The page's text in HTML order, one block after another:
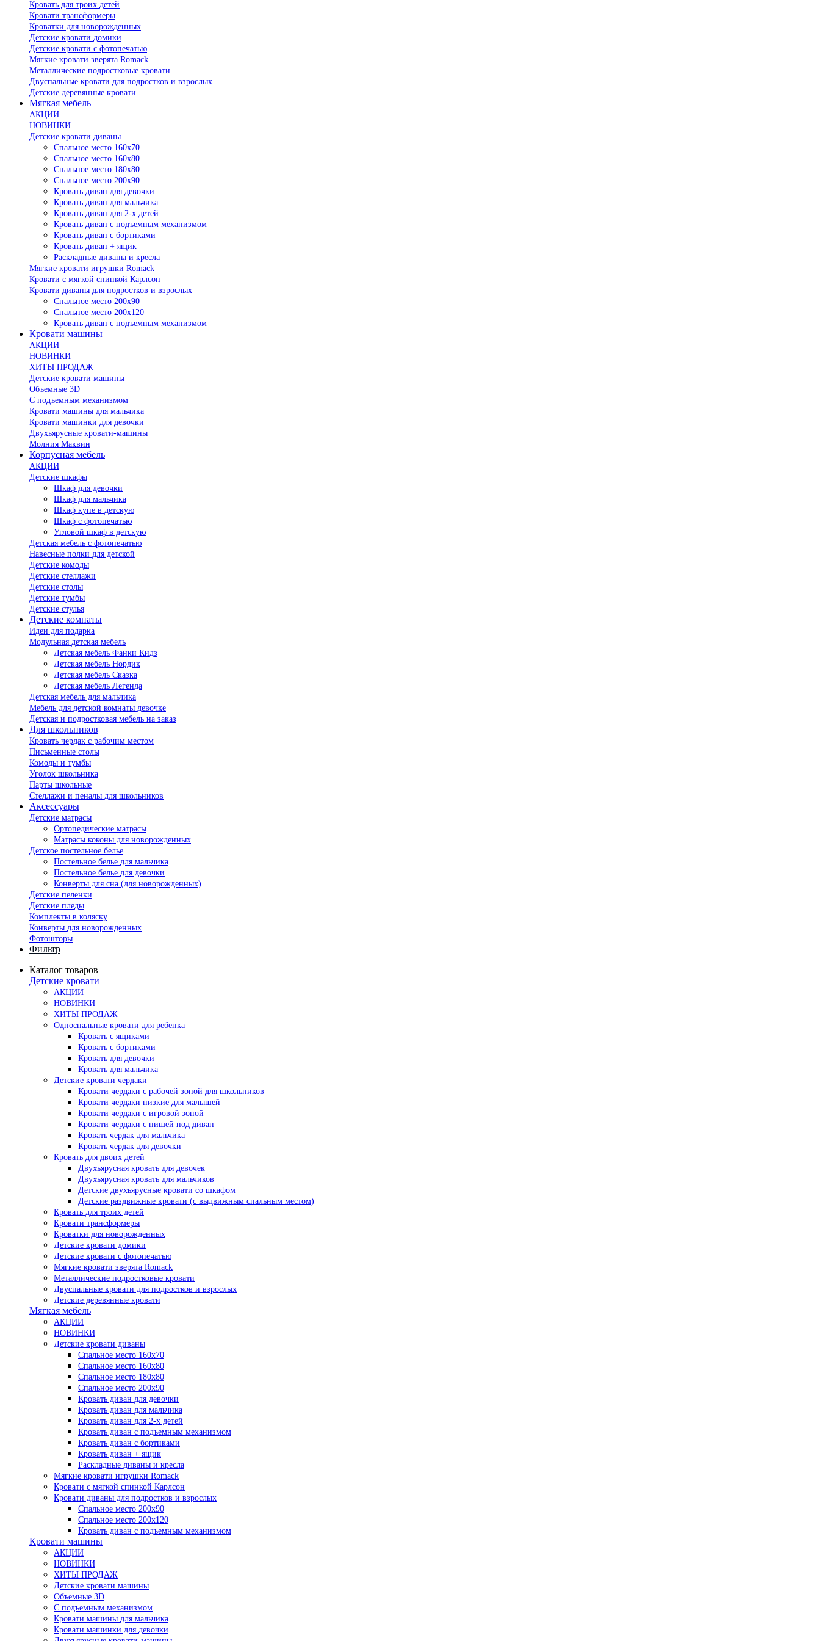
Кровать для троих детей
Кровати трансформеры
Кроватки для новорожденных
Детские кровати домики
Детские кровати с фотопечатью
Мягкие кровати зверята Romack
Металлические подростковые кровати
Двуспальные кровати для подростков и взрослых
Детские деревянные кровати
Мягкая мебель
АКЦИИ
НОВИНКИ
Детские кровати диваны
Спальное место 160х70
Спальное место 160х80
Спальное место 180х80
Спальное место 200х90
Кровать диван для девочки
Кровать диван для мальчика
Кровать диван для 2-х детей
Кровать диван с подъемным механизмом
Кровать диван с бортиками
Кровать диван + ящик
Раскладные диваны и кресла
Мягкие кровати игрушки Romack
Кровати с мягкой спинкой Карлсон
Кровати диваны для подростков и взрослых
Спальное место 200х90
Спальное место 200х120
Кровать диван с подъемным механизмом
Кровати машины
АКЦИИ
НОВИНКИ
ХИТЫ ПРОДАЖ
Детские кровати машины
Объемные 3D
С подъемным механизмом
Кровати машины для мальчика
Кровати машинки для девочки
Двухъярусные кровати-машины
Молния Маквин
Корпусная мебель
АКЦИИ
Детские шкафы
Шкаф для девочки
Шкаф для мальчика
Шкаф купе в детскую
Шкаф с фотопечатью
Угловой шкаф в детскую
Детская мебель с фотопечатью
Навесные полки для детской
Детские комоды
Детские стеллажи
Детские столы
Детские тумбы
Детские стулья
Детские комнаты
Идеи для подарка
Модульная детская мебель
Детская мебель Фанки Кидз
Детская мебель Нордик
Детская мебель Сказка
Детская мебель Легенда
Детская мебель для мальчика
Мебель для детской комнаты девочке
Детская и подростковая мебель на заказ
Для школьников
Кровать чердак с рабочим местом
Письменные столы
Комоды и тумбы
Уголок школьника
Парты школьные
Стеллажи и пеналы для школьников
Аксессуары
Детские матрасы
Ортопедические матрасы
Матрасы коконы для новорожденных
Детское постельное белье
Постельное белье для мальчика
Постельное белье для девочки
Конверты для сна (для новорожденных)
Детские пеленки
Детские пледы
Комплекты в коляску
Конверты для новорожденных
Фотошторы
Фильтр
Каталог товаров
Детские кровати
АКЦИИ
НОВИНКИ
ХИТЫ ПРОДАЖ
Односпальные кровати для ребенка
Кровать с ящиками
Кровать с бортиками
Кровать для девочки
Кровать для мальчика
Детские кровати чердаки
Кровати чердаки с рабочей зоной для школьников
Кровати чердаки низкие для малышей
Кровати чердаки с игровой зоной
Кровати чердаки с нишей под диван
Кровать чердак для мальчика
Кровать чердак для девочки
Кровать для двоих детей
Двухъярусная кровать для девочек
Двухъярусная кровать для мальчиков
Детские двухъярусные кровати со шкафом
Детские раздвижные кровати (с выдвижным спальным местом)
Кровать для троих детей
Кровати трансформеры
Кроватки для новорожденных
Детские кровати домики
Детские кровати с фотопечатью
Мягкие кровати зверята Romack
Металлические подростковые кровати
Двуспальные кровати для подростков и взрослых
Детские деревянные кровати
Мягкая мебель
АКЦИИ
НОВИНКИ
Детские кровати диваны
Спальное место 160х70
Спальное место 160х80
Спальное место 180х80
Спальное место 200х90
Кровать диван для девочки
Кровать диван для мальчика
Кровать диван для 2-х детей
Кровать диван с подъемным механизмом
Кровать диван с бортиками
Кровать диван + ящик
Раскладные диваны и кресла
Мягкие кровати игрушки Romack
Кровати с мягкой спинкой Карлсон
Кровати диваны для подростков и взрослых
Спальное место 200х90
Спальное место 200х120
Кровать диван с подъемным механизмом
Кровати машины
АКЦИИ
НОВИНКИ
ХИТЫ ПРОДАЖ
Детские кровати машины
Объемные 3D
С подъемным механизмом
Кровати машины для мальчика
Кровати машинки для девочки